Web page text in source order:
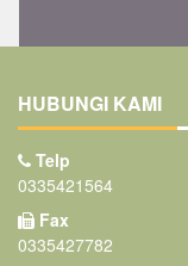
HUBUNGI KAMI
Telp
0335421564
Fax
0335427782